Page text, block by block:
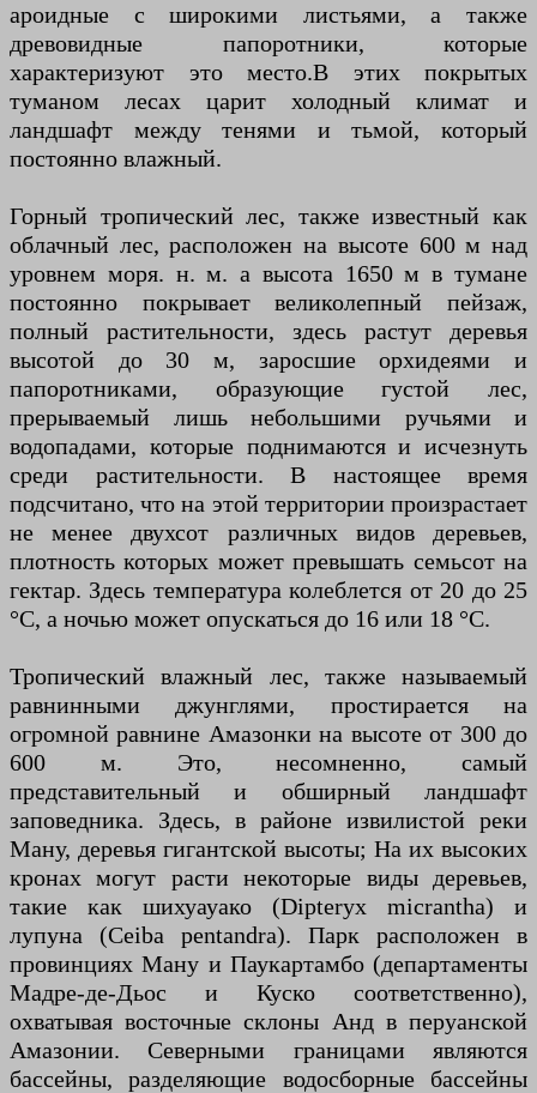
ароидные с широкими листьями, а также
древовидные папоротники, которые
характеризуют это место.В этих покрытых
туманом лесах царит холодный климат и
ландшафт между тенями и тьмой, который
постоянно влажный.
Горный тропический лес, также известный как
облачный лес, расположен на высоте 600 м над
уровнем моря. н. м. а высота 1650 м в тумане
постоянно покрывает великолепный пейзаж,
полный растительности, здесь растут деревья
высотой до 30 м, заросшие орхидеями и
папоротниками, образующие густой лес,
прерываемый лишь небольшими ручьями и
водопадами, которые поднимаются и исчезнуть
среди растительности. В настоящее время
подсчитано, что на этой территории произрастает
не менее двухсот различных видов деревьев,
плотность которых может превышать семьсот на
гектар. Здесь температура колеблется от 20 до 25
°C, а ночью может опускаться до 16 или 18 °C.
Тропический влажный лес, также называемый
равнинными джунглями, простирается на
огромной равнине Амазонки на высоте от 300 до
600 м. Это, несомненно, самый
представительный и обширный ландшафт
заповедника. Здесь, в районе извилистой реки
Ману, деревья гигантской высоты; На их высоких
кронах могут расти некоторые виды деревьев,
такие как шихуауако (Dipteryx micrantha) и
лупуна (Ceiba pentandra). Парк расположен в
провинциях Ману и Паукартамбо (департаменты
Мадре-де-Дьос и Куско соответственно),
охватывая восточные склоны Анд в перуанской
Амазонии. Северными границами являются
бассейны, разделяющие водосборные бассейны